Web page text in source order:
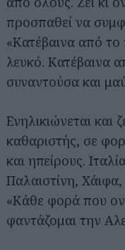
προσπαθεί να
«Κατέβαινα από
λευκό. Κατέβαινα
συναντούσα και
Ενηλικιώνεται και
καθαριστής, σε
και ηπείρους.
Παλαιστίνη,
«Κάθε φορά που
φαντάζομαι την